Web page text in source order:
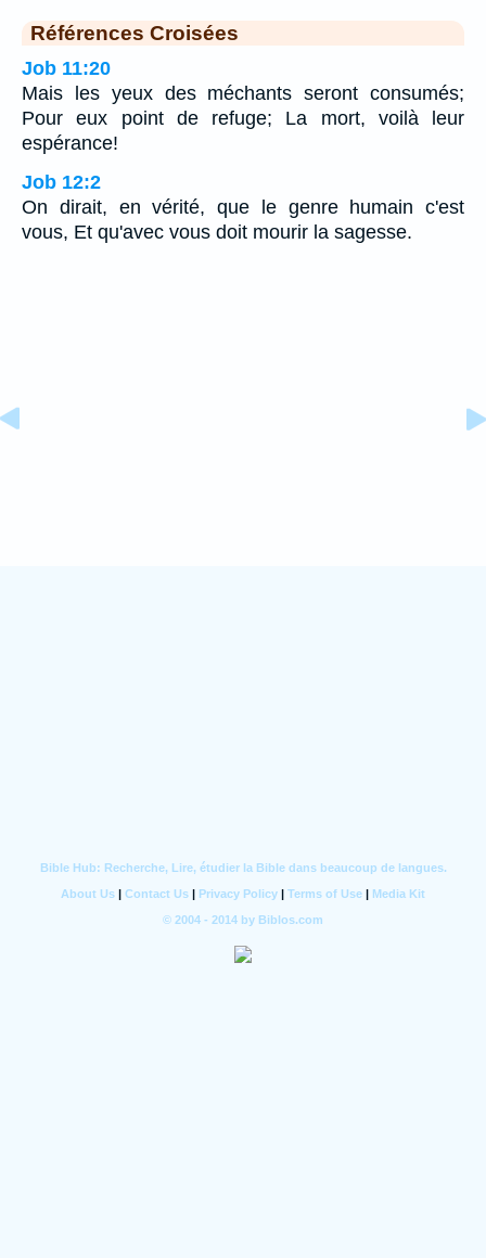
Références Croisées
Job 11:20
Mais les yeux des méchants seront consumés;
Pour eux point de refuge; La mort, voilà leur
espérance!
Job 12:2
On dirait, en vérité, que le genre humain c'est
vous, Et qu'avec vous doit mourir la sagesse.